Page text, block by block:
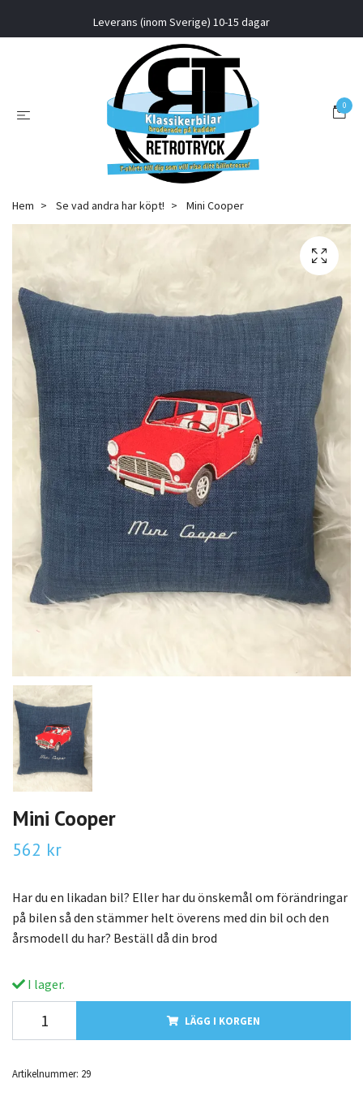
Leverans (inom Sverige) 10-15 dagar
0
Hem Se vad andra har köpt! Mini Cooper
Mini Cooper
562 kr
Har du en likadan bil? Eller har du önskemål om förändringar
på bilen så den stämmer helt överens med din bil och den
årsmodell du har? Beställ då din brod
I lager.
LÄGG I KORGEN
Artikelnummer: 29